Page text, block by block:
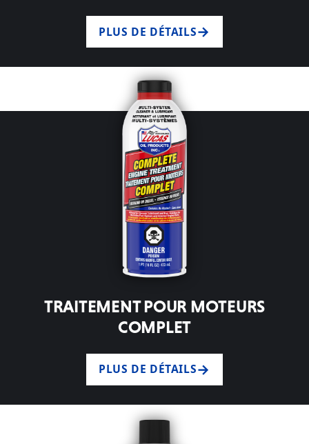
PLUS DE DÉTAILS
TRAITEMENT POUR MOTEURS
COMPLET
PLUS DE DÉTAILS